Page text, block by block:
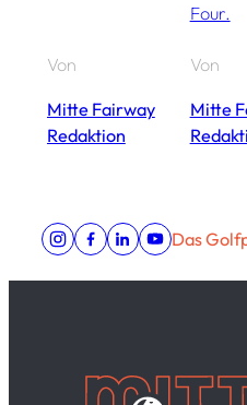
Von
Mitte Fairway
Redaktion
Four.
Von
Mitte
Das